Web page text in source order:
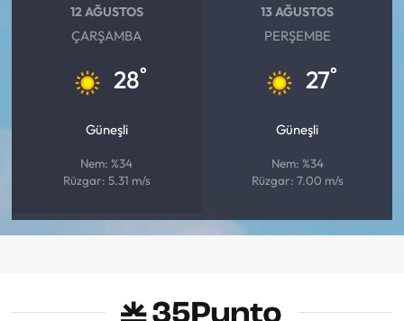
12 AĞUSTOS
ÇARŞAMBA
28°
Güneşli
Nem: %34
Rüzgar: 5.31 m/s
13 AĞUSTOS
PERŞEMBE
27°
Güneşli
Nem: %34
Rüzgar: 7.00 m/s